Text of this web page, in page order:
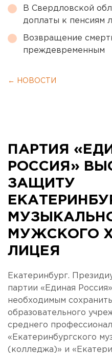
В Свердловской
доплаты к пенсиям
Возвращение
преждевременным
← НОВОСТИ
ПАРТИЯ
РОССИЯ»
ЗАЩИТУ
МУЖСКОГО
ЛИЦЕЯ
Екатеринбург.
партии «Единая
необходимым
образовательного
среднего
«Екатеринбургского
(колледжа)» и